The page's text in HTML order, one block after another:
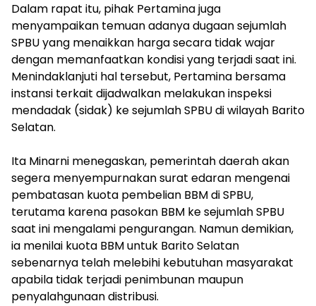
‎Dalam rapat itu, pihak Pertamina juga
menyampaikan temuan adanya dugaan sejumlah
SPBU yang menaikkan harga secara tidak wajar
dengan memanfaatkan kondisi yang terjadi saat ini.
Menindaklanjuti hal tersebut, Pertamina bersama
instansi terkait dijadwalkan melakukan inspeksi
mendadak (sidak) ke sejumlah SPBU di wilayah Barito
Selatan.
‎Ita Minarni menegaskan, pemerintah daerah akan
segera menyempurnakan surat edaran mengenai
pembatasan kuota pembelian BBM di SPBU,
terutama karena pasokan BBM ke sejumlah SPBU
saat ini mengalami pengurangan. Namun demikian,
ia menilai kuota BBM untuk Barito Selatan
sebenarnya telah melebihi kebutuhan masyarakat
apabila tidak terjadi penimbunan maupun
penyalahgunaan distribusi.